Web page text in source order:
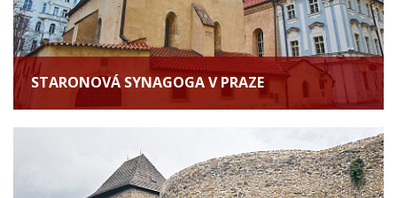
STARONOVÁ SYNAGOGA V PRAZE